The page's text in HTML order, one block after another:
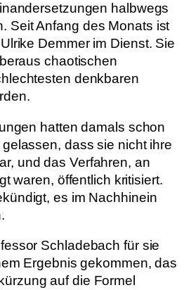
halbwegs
Seit Anfang des Monats ist
Demmer im Dienst. Sie
chaotischen
denkbaren
hatten damals schon
dass sie nicht ihre
und das Verfahren, an
waren, öffentlich kritisiert.
es im Nachhinein
Schladebach für sie
Ergebnis gekommen, das
auf die Formel